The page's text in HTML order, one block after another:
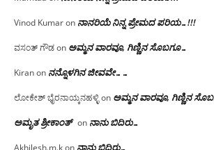
Vinod Kumaron ನಾನರಿಯೆ ನಿನ್ನ ಪ್ರೇಮದ ಪರಿಯ…!!!
ವಸಂತ್ ಗೌಡon ಅಮ್ಮನ ವಾರವೂ, ಗಿಣ್ಣಿನ ಸೊಬಗೂ…
Kiranon ನನ್ನೊಳಗಿನ ಜೀವವೇ……
ಲೋಕೇಶ್ ಭೈರನಾಯ್ಕನಹಳ್ಳಿon ಅಮ್ಮನ ವಾರವೂ, ಗಿಣ್ಣಿನ
ಅಮೃತ ಶ್ರೀಕಾಂತ್ on ನಾನು ಬಿದಿರು…
Akhilesh.m.kon ನಾನು ಬಿದಿರು…